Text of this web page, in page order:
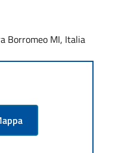
Borromeo MI, Italia